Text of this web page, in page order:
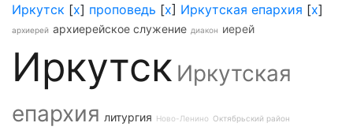
Иркутск [x] проповедь [x] Иркутская епархия [x]
архиерей архиерейское служение диакон иерей
Иркутск Иркутская
епархия литургия Ново-Ленино Октябрьский район